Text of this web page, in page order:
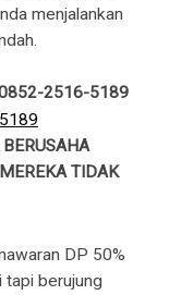
menjalankan
2516-5189
TIDAK
DP 50%
tapi berujung